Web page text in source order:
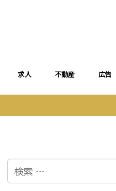
求人 不動産 広告
検